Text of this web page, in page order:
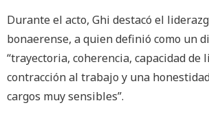
Durante el acto, Ghi destacó el
bonaerense, a quien definió como un
“trayectoria, coherencia, capacidad de
contracción al trabajo y una
cargos muy sensibles”.